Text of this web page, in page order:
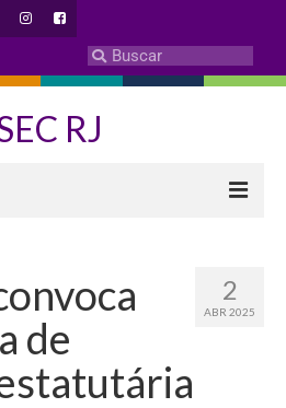
Eleitoral 2
ABR 2025
de